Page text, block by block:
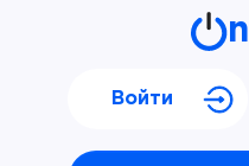
n
Войти